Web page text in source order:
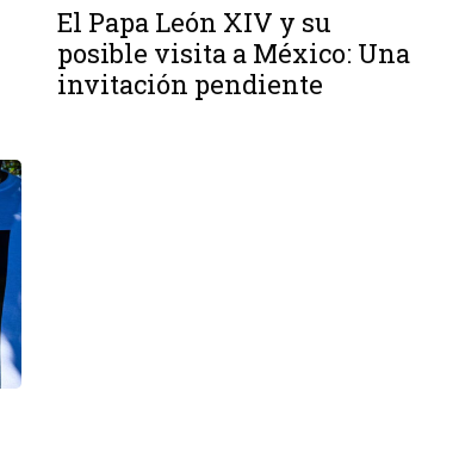
El Papa León XIV y su
posible visita a México: Una
invitación pendiente